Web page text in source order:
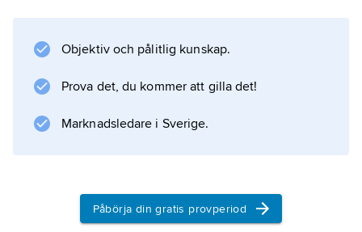
Objektiv och pålitlig kunskap.
Prova det, du kommer att gilla det!
Marknadsledare i Sverige.
Påbörja din gratis provperiod